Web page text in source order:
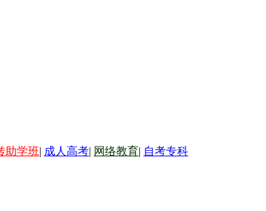
助学班| 成人高考| 网络教育| 自考专科